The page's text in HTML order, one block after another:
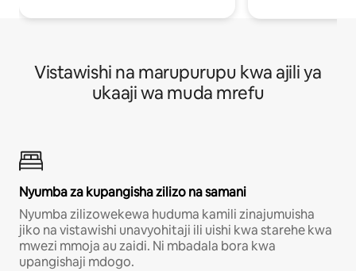
Vistawishi na marupurupu kwa ajili ya
ukaaji wa muda mrefu
Nyumba za kupangisha zilizo na samani
Nyumba zilizowekewa huduma kamili zinajumuisha
jiko na vistawishi unavyohitaji ili uishi kwa starehe kwa
mwezi mmoja au zaidi. Ni mbadala bora kwa
upangishaji mdogo.